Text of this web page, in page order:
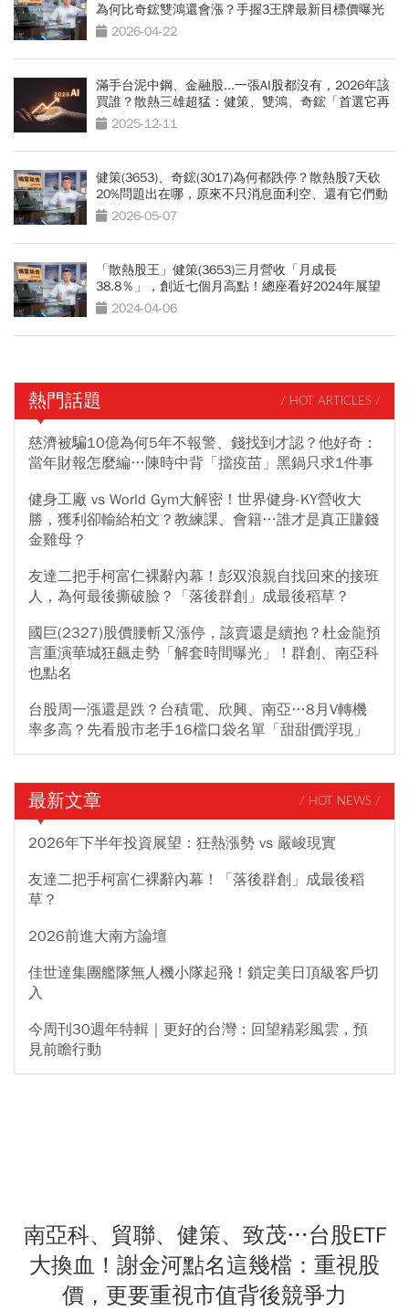
為何比奇鋐雙鴻還會漲？手握3王牌最新目標價曝光
2026-04-22
滿手台泥中鋼、金融股...一張AI股都沒有，2026年該
買誰？散熱三雄超猛：健策、雙鴻、奇鋐「首選它再
賺6成」
2025-12-11
健策(3653)、奇鋐(3017)為何都跌停？散熱股7天砍
20%問題出在哪，原來不只消息面利空、還有它們動
向變了
2026-05-07
「散熱股王」健策(3653)三月營收「月成長
38.8％」，創近七個月高點！總座看好2024年展望
2024-04-06
熱門話題 / HOT ARTICLES /
慈濟被騙10億為何5年不報警、錢找到才認？他好奇：
當年財報怎麼編…陳時中背「擋疫苗」黑鍋只求1件事
健身工廠 vs World Gym大解密！世界健身-KY營收大
勝，獲利卻輸給柏文？教練課、會籍…誰才是真正賺錢
金雞母？
友達二把手柯富仁裸辭內幕！彭双浪親自找回來的接班
人，為何最後撕破臉？「落後群創」成最後稻草？
國巨(2327)股價腰斬又漲停，該賣還是續抱？杜金龍預
言重演華城狂飆走勢「解套時間曝光」！群創、南亞科
也點名
台股周一漲還是跌？台積電、欣興、南亞…8月V轉機
率多高？先看股市老手16檔口袋名單「甜甜價浮現」
最新文章 / HOT NEWS /
2026年下半年投資展望：狂熱漲勢 vs 嚴峻現實
友達二把手柯富仁裸辭內幕！「落後群創」成最後稻
草？
2026前進大南方論壇
佳世達集團艦隊無人機小隊起飛！鎖定美日頂級客戶切
入
今周刊30週年特輯｜更好的台灣：回望精彩風雲，預
見前瞻行動
南亞科、貿聯、健策、致茂…台股ETF
大換血！謝金河點名這幾檔：重視股
價，更要重視市值背後競爭力